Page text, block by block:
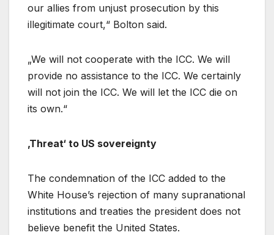
our allies from unjust prosecution by this
illegitimate court,“ Bolton said.
„We will not cooperate with the ICC. We will
provide no assistance to the ICC. We certainly
will not join the ICC. We will let the ICC die on
its own.“
‚Threat‘ to US sovereignty
The condemnation of the ICC added to the
White House’s rejection of many supranational
institutions and treaties the president does not
believe benefit the United States.